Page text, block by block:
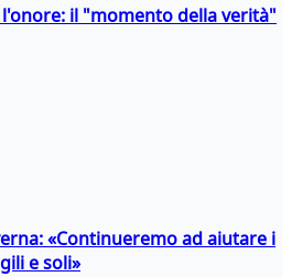
il "momento della verità"
«Continueremo ad aiutare i
e soli»